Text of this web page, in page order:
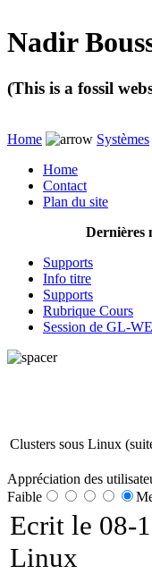
Nadir
(This is a fossil
Home Systèmes
Home
Contact
Plan du site
Dernières
Supports
Info titre
Supports
Rubrique Cours
Session de GL-
Clusters sous Linux
Appréciation des
Faible
Ecrit le 08-
Linux